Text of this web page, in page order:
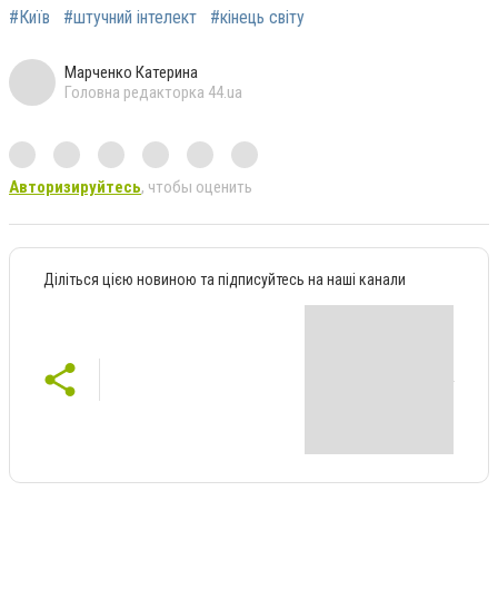
#Київ #штучний інтелект #кінець світу
Марченко Катерина
Головна редакторка 44.ua
Авторизируйтесь, чтобы оценить
Діліться цією новиною та підписуйтесь на наші канали